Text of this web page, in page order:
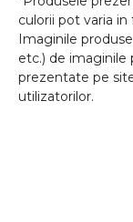
culorii pot varia
Imaginile
etc.) de imaginile
prezentate pe
utilizatorilor.